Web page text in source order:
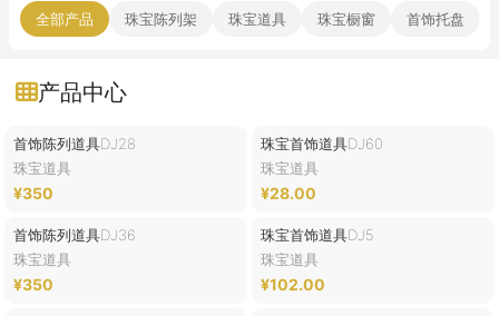
全部产品 珠宝陈列架 珠宝道具 珠宝橱窗 首饰托盘
产品中心
首饰陈列道具DJ28
珠宝道具
¥350
珠宝首饰道具DJ60
珠宝道具
¥28.00
首饰陈列道具DJ36
珠宝道具
¥350
珠宝首饰道具DJ5
珠宝道具
¥102.00